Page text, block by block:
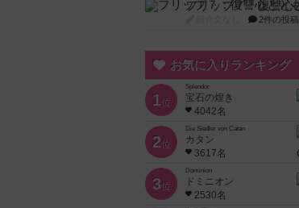
2件の投稿
お気に入りランキング
1位
Splendor
宝石の煌き
4042名
2位
Die Siedler von Catan
カタン
3617名
3位
Dominion
ドミニオン
2530名